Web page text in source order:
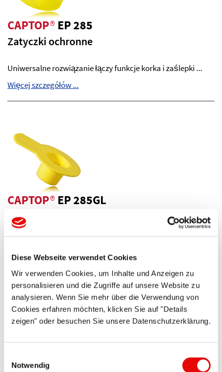
Diese Webseite verwendet Cookies
Wir verwenden Cookies, um Inhalte und Anzeigen zu
personalisieren und die Zugriffe auf unsere Website zu
analysieren. Wenn Sie mehr über die Verwendung von
Cookies erfahren möchten, klicken Sie auf "Details
zeigen" oder besuchen Sie unsere Datenschutzerklärung.
Notwendig
CAPTOP®EP 285
Zatyczki ochronne
Uniwersalne rozwiązanie łączy funkcje korka i zaślepki ...
Więcej szczegółów ...
CAPTOP®EP 285GL
Zatyczki z uchwytem
...
Więcej szczegółów ...